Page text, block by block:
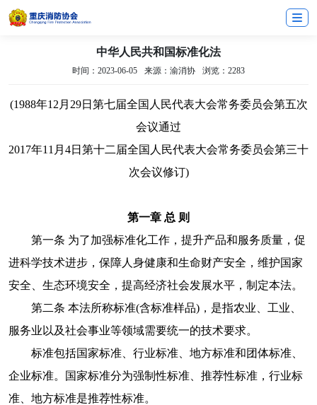
中华人民共和国标准化法
时间：2023-06-05 来源：渝消协 浏览：2283
(1988年12月29日第七届全国人民代表大会常务委员会第五次
会议通过
2017年11月4日第十二届全国人民代表大会常务委员会第三十
次会议修订)
第一章 总 则
第一条 为了加强标准化工作，提升产品和服务质量，促
进科学技术进步，保障人身健康和生命财产安全，维护国家
安全、生态环境安全，提高经济社会发展水平，制定本法。
第二条 本法所称标准(含标准样品)，是指农业、工业、
服务业以及社会事业等领域需要统一的技术要求。
标准包括国家标准、行业标准、地方标准和团体标准、
企业标准。国家标准分为强制性标准、推荐性标准，行业标
准、地方标准是推荐性标准。